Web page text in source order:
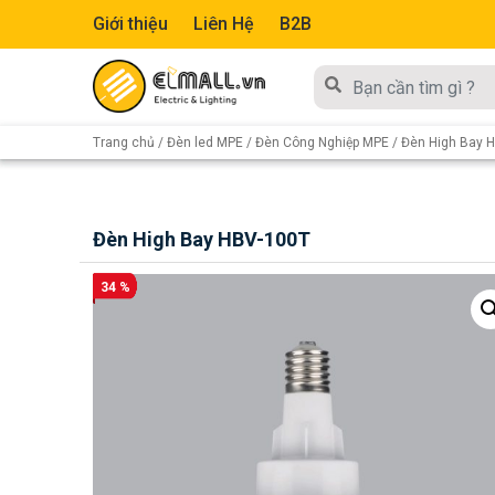
Giới thiệu Liên Hệ B2B
Trang chủ / Đèn led MPE / Đèn Công Nghiệp MPE / Đèn High Bay
Đèn High Bay HBV-100T
34 %